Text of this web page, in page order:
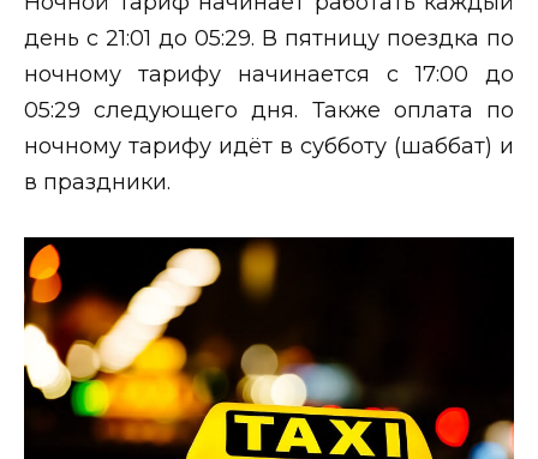
день с 21:01 до 05:29. В пятницу поездка по
ночному тарифу начинается с 17:00 до
05:29 следующего дня. Также оплата по
ночному тарифу идёт в субботу (шаббат) и
в праздники.